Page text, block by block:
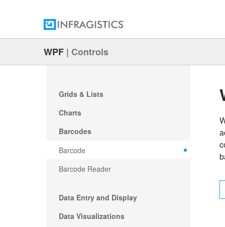
WPF | Controls
Grids & Lists
Charts
Barcodes
Barcode
Barcode Reader
Data Entry and Display
Data Visualizations